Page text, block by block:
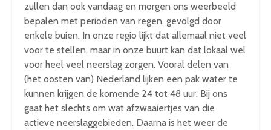
zullen dan ook vandaag en morgen ons weerbeeld
bepalen met perioden van regen, gevolgd door
enkele buien. In onze regio lijkt dat allemaal niet veel
voor te stellen, maar in onze buurt kan dat lokaal wel
voor heel veel neerslag zorgen. Vooral delen van
(het oosten van) Nederland lijken een pak water te
kunnen krijgen de komende 24 tot 48 uur. Bij ons
gaat het slechts om wat afzwaaiertjes van die
actieve neerslaggebieden. Daarna is het weer de